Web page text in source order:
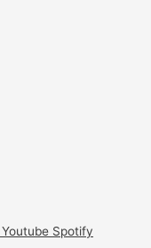
Youtube Spotify